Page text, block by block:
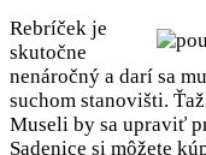
Rebríček je
skutočne
nenáročný a darí sa
suchom stanovišti.
Museli by sa upraviť
Sadenice si môžete